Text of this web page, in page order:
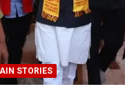
STORIES